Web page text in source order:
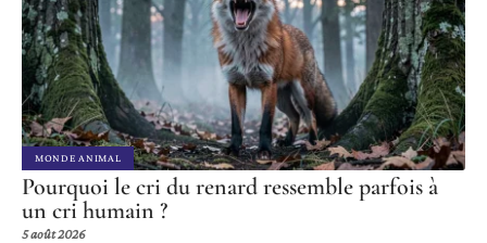
MONDE ANIMAL
Pourquoi le cri du renard ressemble parfois à
un cri humain ?
5 août 2026